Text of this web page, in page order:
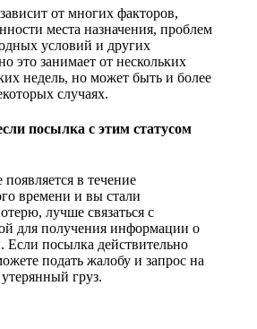
от многих факторов,
места назначения, проблем
условий и других
это занимает от нескольких
недель, но может быть и более
случаях.
посылка с этим статусом
в течение
времени и вы стали
лучше связаться с
для получения информации о
Если посылка действительно
подать жалобу и запрос на
груз.